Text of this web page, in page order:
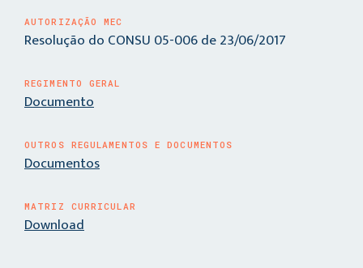
AUTORIZAÇÃO MEC
Resolução do CONSU 05-006 de 23/06/2017
REGIMENTO GERAL
Documento
OUTROS REGULAMENTOS E DOCUMENTOS
Documentos
MATRIZ CURRICULAR
Download